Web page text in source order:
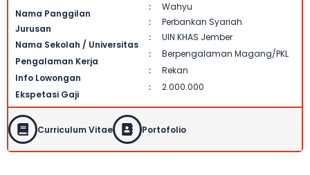
Nama Panggilan
:
Wahyu
Jurusan
:
Perbankan Syariah
Nama Sekolah / Universitas
: UIN KHAS Jember
Pengalaman Kerja
: Berpengalaman Magang/PKL
Info Lowongan
: Rekan
Ekspetasi Gaji
: 2.000.000
Curriculum Vitae Portofolio